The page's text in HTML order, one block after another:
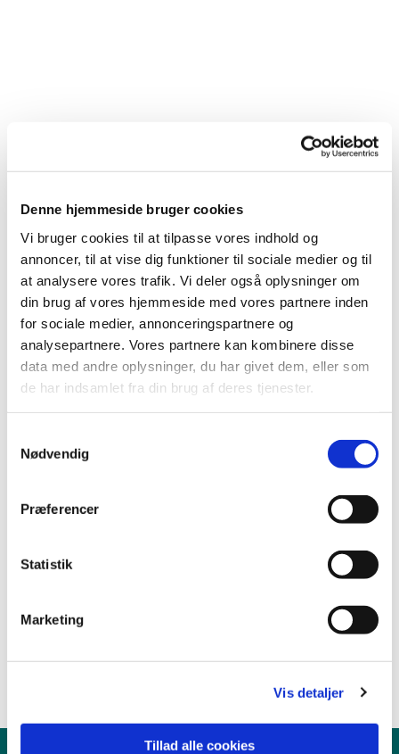
Denne hjemmeside bruger cookies
Vi bruger cookies til at tilpasse vores indhold og
annoncer, til at vise dig funktioner til sociale medier og til
at analysere vores trafik. Vi deler også oplysninger om
din brug af vores hjemmeside med vores partnere inden
for sociale medier, annonceringspartnere og
analysepartnere. Vores partnere kan kombinere disse
data med andre oplysninger, du har givet dem, eller som
de har indsamlet fra din brug af deres tjenester.
Nødvendig
Præferencer
Statistik
Marketing
Vis detaljer
Tillad alle cookies
Du vil måske også kunne
lide...